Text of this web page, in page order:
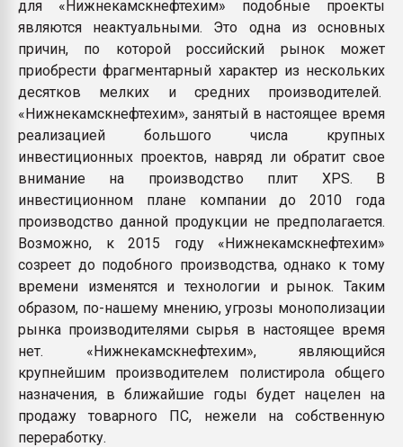
для «Нижнекамскнефтехим» подобные проекты
являются неактуальными. Это одна из основных
причин, по которой российский рынок может
приобрести фрагментарный характер из нескольких
десятков мелких и средних производителей.
«Нижнекамскнефтехим», занятый в настоящее время
реализацией большого числа крупных
инвестиционных проектов, навряд ли обратит свое
внимание на производство плит XPS. В
инвестиционном плане компании до 2010 года
производство данной продукции не предполагается.
Возможно, к 2015 году «Нижнекамскнефтехим»
созреет до подобного производства, однако к тому
времени изменятся и технологии и рынок. Таким
образом, по-нашему мнению, угрозы монополизации
рынка производителями сырья в настоящее время
нет. «Нижнекамскнефтехим», являющийся
крупнейшим производителем полистирола общего
назначения, в ближайшие годы будет нацелен на
продажу товарного ПС, нежели на собственную
переработку.